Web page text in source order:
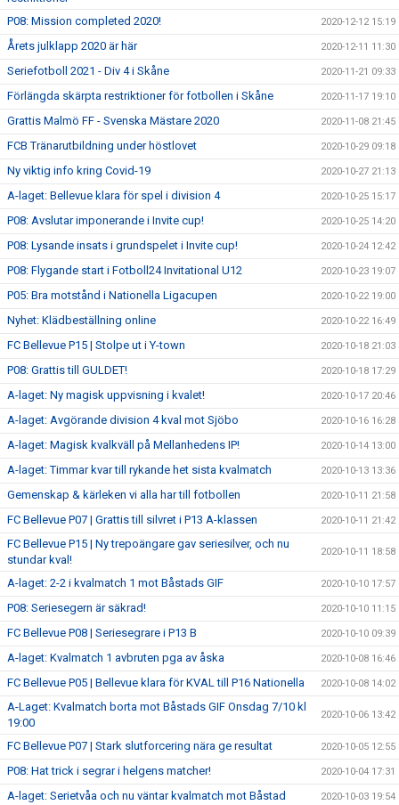
P08: Mission completed 2020!
2020-12-12 15:19
Årets julklapp 2020 är här 2020-12-11 11:30
Seriefotboll 2021 - Div 4 i Skåne 2020-11-21 09:33
Förlängda skärpta restriktioner för fotbollen i Skåne 2020-11-17 19:10
Grattis Malmö FF - Svenska Mästare 2020 2020-11-08 21:45
FCB Tränarutbildning under höstlovet 2020-10-29 09:18
Ny viktig info kring Covid-19 2020-10-27 21:13
A-laget: Bellevue klara för spel i division 4 2020-10-25 15:17
P08: Avslutar imponerande i Invite cup! 2020-10-25 14:20
P08: Lysande insats i grundspelet i Invite cup! 2020-10-24 12:42
P08: Flygande start i Fotboll24 Invitational U12 2020-10-23 19:07
P05: Bra motstånd i Nationella Ligacupen 2020-10-22 19:00
Nyhet: Klädbeställning online 2020-10-22 16:49
FC Bellevue P15 | Stolpe ut i Y-town 2020-10-18 21:03
P08: Grattis till GULDET! 2020-10-18 17:29
A-laget: Ny magisk uppvisning i kvalet! 2020-10-17 20:46
A-laget: Avgörande division 4 kval mot Sjöbo 2020-10-16 16:28
A-laget: Magisk kvalkväll på Mellanhedens IP! 2020-10-14 13:00
A-laget: Timmar kvar till rykande het sista kvalmatch 2020-10-13 13:36
Gemenskap & kärleken vi alla har till fotbollen 2020-10-11 21:58
FC Bellevue P07 | Grattis till silvret i P13 A-klassen 2020-10-11 21:42
FC Bellevue P15 | Ny trepoängare gav seriesilver, och nu
stundar kval!
2020-10-11 18:58
A-laget: 2-2 i kvalmatch 1 mot Båstads GIF 2020-10-10 17:57
P08: Seriesegern är säkrad! 2020-10-10 11:15
FC Bellevue P08 | Seriesegrare i P13 B 2020-10-10 09:39
A-laget: Kvalmatch 1 avbruten pga av åska 2020-10-08 16:46
FC Bellevue P05 | Bellevue klara för KVAL till P16 Nationella 2020-10-08 14:02
A-Laget: Kvalmatch borta mot Båstads GIF Onsdag 7/10 kl
19:00
2020-10-06 13:42
FC Bellevue P07 | Stark slutforcering nära ge resultat 2020-10-05 12:55
P08: Hat trick i segrar i helgens matcher! 2020-10-04 17:31
A-laget: Serietvåa och nu väntar kvalmatch mot Båstad 2020-10-03 19:54